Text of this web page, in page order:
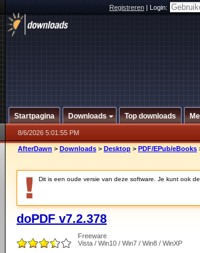
Registreren|Login:
Startpagina Downloads Top downloads
8/6/2026 5:01:55 PM
AfterDawn > Downloads > Desktop > PDF/EPub/eBooks
Dit is een oude versie van deze software. Je kunt ook de
doPDF v7.2.378
Freeware
Vista / Win10 / Win7 / Win8 / WinXP